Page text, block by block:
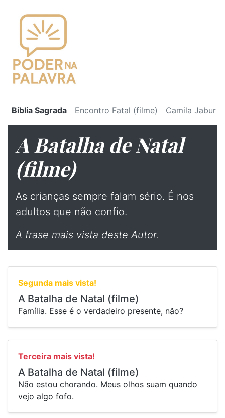
Bíblia Sagrada Encontro Fatal (filme) Camila Jabur
A Batalha de Natal
(filme)
⁠As crianças sempre falam sério. É nos
adultos que não confio.
A frase mais vista deste Autor.
Segunda mais vista!
A Batalha de Natal (filme)
⁠Família. Esse é o verdadeiro presente, não?
Terceira mais vista!
A Batalha de Natal (filme)
⁠Não estou chorando. Meus olhos suam quando
vejo algo fofo.